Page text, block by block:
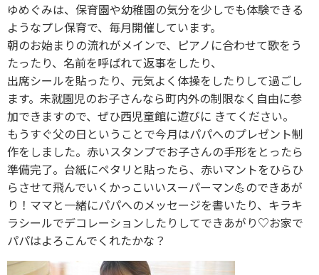
ゆめぐみは、保育園や幼稚園の気分を少しでも体験できる
ようなプレ保育で、毎月開催しています。
朝のお始まりの流れがメインで、ピアノに合わせて歌をう
たったり、名前を呼ばれて返事をしたり、
出席シールを貼ったり、元気よく体操をしたりして過ごし
ます。未就園児のお子さんなら町内外の制限なく自由に参
加できますので、ぜひ西児童館に遊びに きてください。
もうすぐ父の日ということで今月はパパへのプレゼント制
作をしました。赤いスタンプでお子さんの手形をとったら
準備完了。台紙にペタリと貼ったら、赤いマントをひらひ
らさせて飛んでいくかっこいいスーパーマン💪のできあが
り！ママと一緒にパパへのメッセージを書いたり、キラキ
ラシールでデコレーションしたりしてできあがり♡お家で
パパはよろこんでくれたかな？